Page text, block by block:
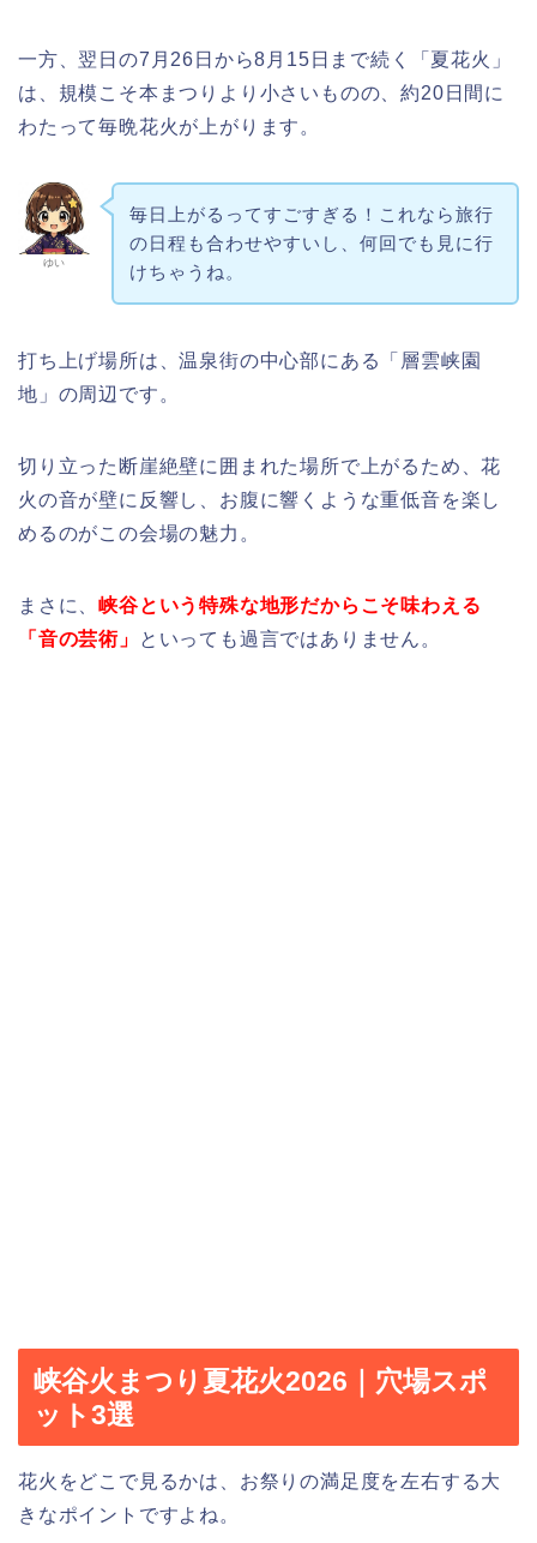
一方、翌日の7月26日から8月15日まで続く「夏花火」
は、規模こそ本まつりより小さいものの、約20日間に
わたって毎晩花火が上がります。
ゆい
毎日上がるってすごすぎる！これなら旅行
の日程も合わせやすいし、何回でも見に行
けちゃうね。
打ち上げ場所は、温泉街の中心部にある「層雲峡園
地」の周辺です。
切り立った断崖絶壁に囲まれた場所で上がるため、花
火の音が壁に反響し、お腹に響くような重低音を楽し
めるのがこの会場の魅力。
まさに、峡谷という特殊な地形だからこそ味わえる
「音の芸術」
といっても過言ではありません。
峡谷火まつり夏花火2026｜穴場スポ
ット3選
花火をどこで見るかは、お祭りの満足度を左右する大
きなポイントですよね。